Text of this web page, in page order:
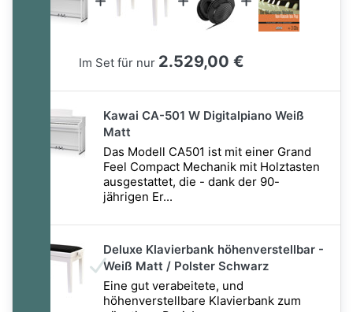
Im Set für nur 2.529,00 €
Kawai CA-501 W Digitalpiano Weiß
Matt
Das Modell CA501 ist mit einer Grand
Feel Compact Mechanik mit Holztasten
ausgestattet, die - dank der 90-
jährigen Er...
Deluxe Klavierbank höhenverstellbar -
Weiß Matt / Polster Schwarz
Eine gut verabeitete, und
höhenverstellbare Klavierbank zum